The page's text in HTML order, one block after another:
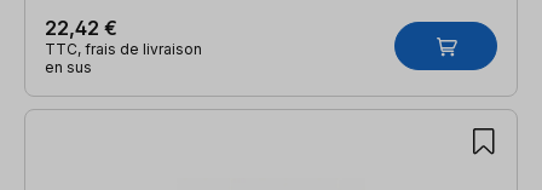
22,42 €
TTC, frais de livraison
en sus